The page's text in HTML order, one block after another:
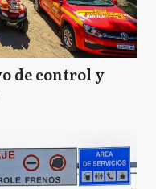
de control y